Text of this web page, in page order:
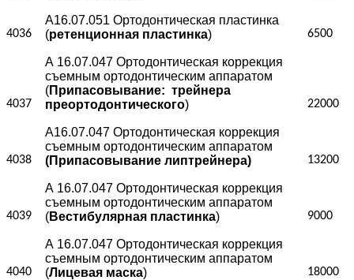
4036
А16.07.051 Ортодонтическая пластинка
(ретенционная пластинка) 6500
4037
А 16.07.047 Ортодонтическая коррекция
съемным ортодонтическим аппаратом
(Припасовывание: трейнера
преортодонтического) 22000
4038
А16.07.047 Ортодонтическая коррекция
съемным ортодонтическим аппаратом
(Припасовывание липтрейнера)
13200
4039
А 16.07.047 Ортодонтическая коррекция
съемным ортодонтическим аппаратом
(Вестибулярная пластинка) 9000
4040
А 16.07.047 Ортодонтическая коррекция
съемным ортодонтическим аппаратом
(Лицевая маска) 18000